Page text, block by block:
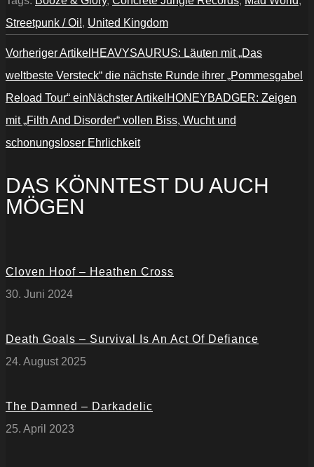
YouTube
anzeigen
Streetpunk / Oi!, United Kingdom
Vorheriger Artikel HEAVYSAURUS: Läuten mit „Das
weltbeste Versteck“ die nächste Runde ihrer „Pommesgabel
Reload Tour“ einNächster Artikel HONEYBADGER: Zeigen
mit „Filth And Disorder“ vollen Biss, Wucht und
schonungsloser Ehrlichkeit
DAS KÖNNTEST DU AUCH
MÖGEN
Cloven Hoof – Heathen Cross
30. Juni 2024
Death Goals – Survival Is An Act Of Defiance
24. August 2025
The Damned – Darkadelic
25. April 2023